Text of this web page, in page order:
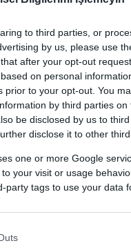
to third parties, or
by us, please use
after your opt-out
on personal
prior to your opt-out. You
by third parties on
be disclosed by us to
disclose it to other
one or more Google
your visit or usage
party tags to use your data